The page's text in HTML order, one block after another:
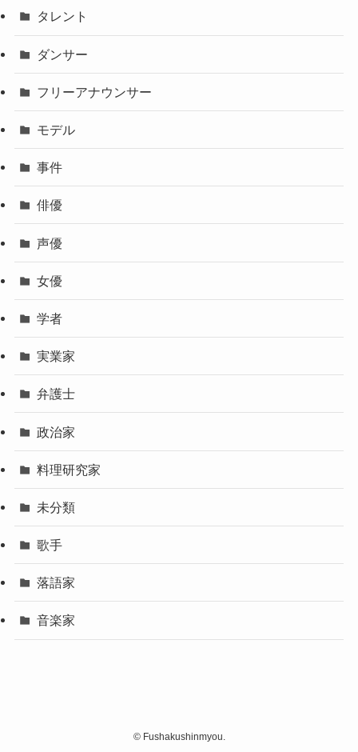
タレント
ダンサー
フリーアナウンサー
モデル
事件
俳優
声優
女優
学者
実業家
弁護士
政治家
料理研究家
未分類
歌手
落語家
音楽家
©Fushakushinmyou.